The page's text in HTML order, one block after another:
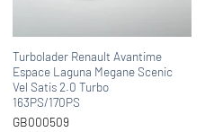
Turbolader Renault Avantime
Espace Laguna Megane Scenic
Vel Satis 2.0 Turbo
163PS/170PS
GB000509